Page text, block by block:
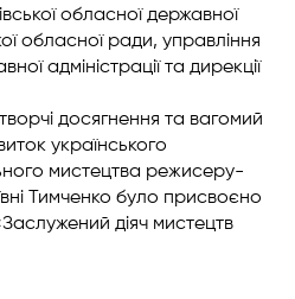
обласної державної
обласної ради, управління
адміністрації та дирекції
досягнення та вагомий
українського
мистецтва режисеру-
Тимченко було присвоєно
діяч мистецтв